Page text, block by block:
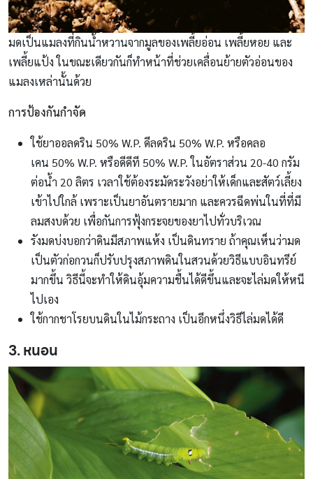
มดเป็นแมลงที่กินน้ำหวานจากมูลของเพลี้ยอ่อน เพลี้ยหอย และ
เพลี้ยแป้ง ในขณะเดียวกันก็ทำหน้าที่ช่วยเคลื่อนย้ายตัวอ่อนของ
แมลงเหล่านั้นด้วย
การป้องกันกำจัด
ใช้ยาออลดริน 50% W.P. ดีลดริน 50% W.P. หรือคลอ
เคน 50% W.P. หรือดีดีที 50% W.P. ในอัตราส่วน 20-40 กรัม
ต่อน้ำ 20 ลิตร เวลาใช้ต้องระมัดระวังอย่าให้เด็กและสัตว์เลี้ยง
เข้าไปใกล้ เพราะเป็นยาอันตรายมาก และควรฉีดพ่นในที่ที่มี
ลมสงบด้วย เพื่อกันการฟุ้งกระจยของยาไปทั่วบริเวณ
รังมดบ่งบอกว่าดินมีสภาพแห้ง เป็นดินทราย ถ้าคุณเห็นว่ามด
เป็นตัวก่อกวนก็ปรับปรุงสภาพดินในสวนด้วยวิธีแบบอินทรีย์
มากขึ้น วิธีนี้จะทำให้ดินอุ้มความชื้นได้ดีขึ้นและจะไล่มดให้หนี
ไปเอง
ใช้กากชาโรยบนดินในไม้กระถาง เป็นอีกหนึ่งวิธีไล่มดได้ดี
3. หนอน